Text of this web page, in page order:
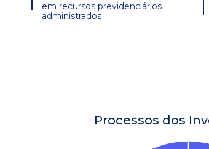
em recursos previdenciários
administrados
Processos dos